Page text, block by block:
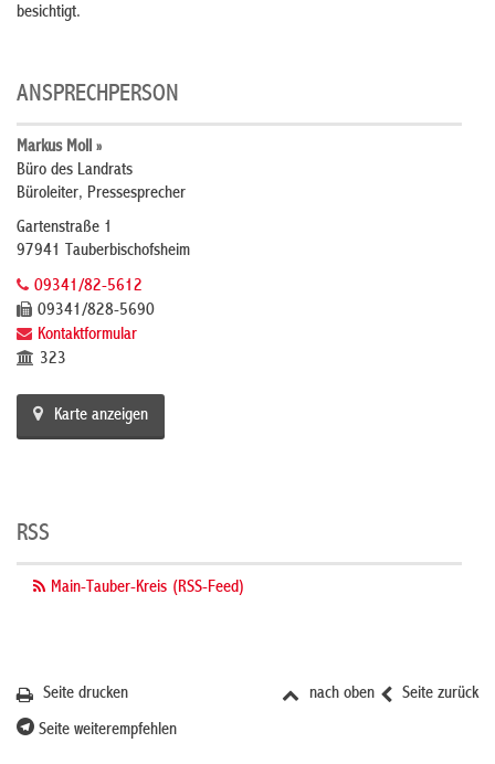
besichtigt.
ANSPRECHPERSON
Markus Moll »
Büro des Landrats
Büroleiter, Pressesprecher
Gartenstraße 1
97941 Tauberbischofsheim
09341/82-5612
09341/828-5690
Kontaktformular
323
Karte anzeigen
RSS
Main-Tauber-Kreis (RSS-Feed)
Seite zurück
nach oben
Seite drucken
Seite weiterempfehlen